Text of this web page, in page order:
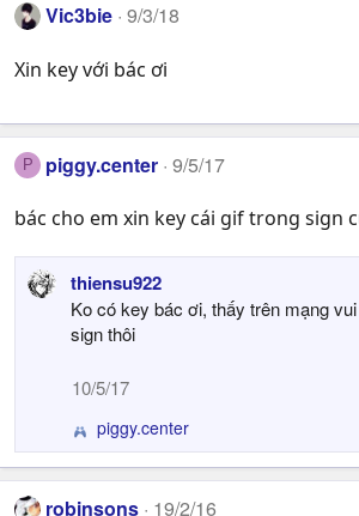
Vic3bie 9/3/18
Xin key với bác ơi
P piggy.center 9/5/17
bác cho em xin key cái gif trong sign
thiensu922
Ko có key bác ơi, thấy trên mạng
sign thôi
10/5/17
R
e
a
c
piggy.center
robinsons 19/2/16